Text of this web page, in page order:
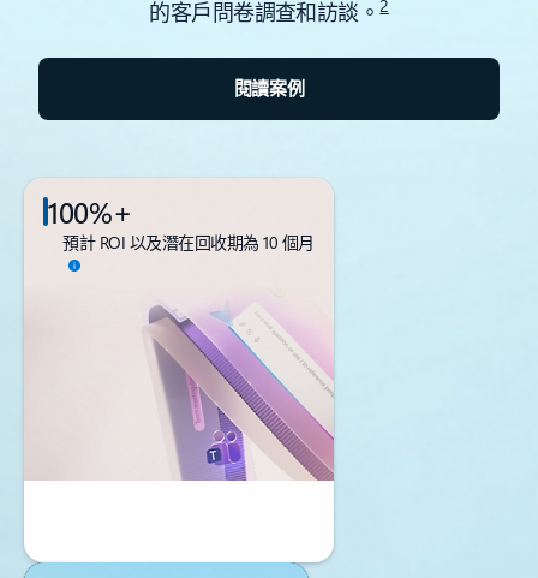
的客戶問卷調查和訪談。2
閱讀案例
100%+
預計 ROI 以及潛在回收期為 10 個月